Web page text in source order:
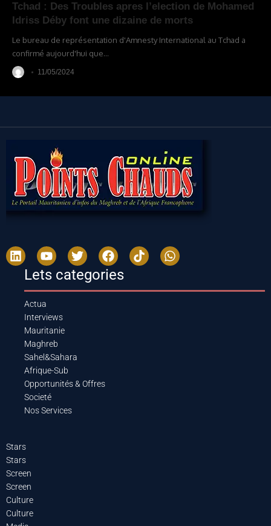
Tchad : Des Troubles apres l’election de Mohamed
Idriss Déby font une dizaine de morts
Le bureau de représentation d'Amnesty International au Tchad a
confirmé aujourd'hui que…
11/05/2024
Lets categories
Actua
Interviews
Mauritanie
Maghreb
Sahel&Sahara
Afrique-Sub
Opportunités & Offres
Societé
Nos Services
Stars
Stars
Screen
Screen
Culture
Culture